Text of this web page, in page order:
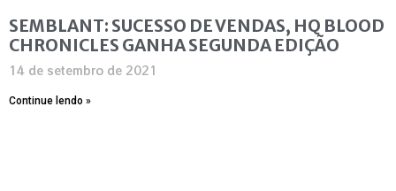
SEMBLANT: SUCESSO DE VENDAS, HQ BLOOD
CHRONICLES GANHA SEGUNDA EDIÇÃO
14 de setembro de 2021
Continue lendo »